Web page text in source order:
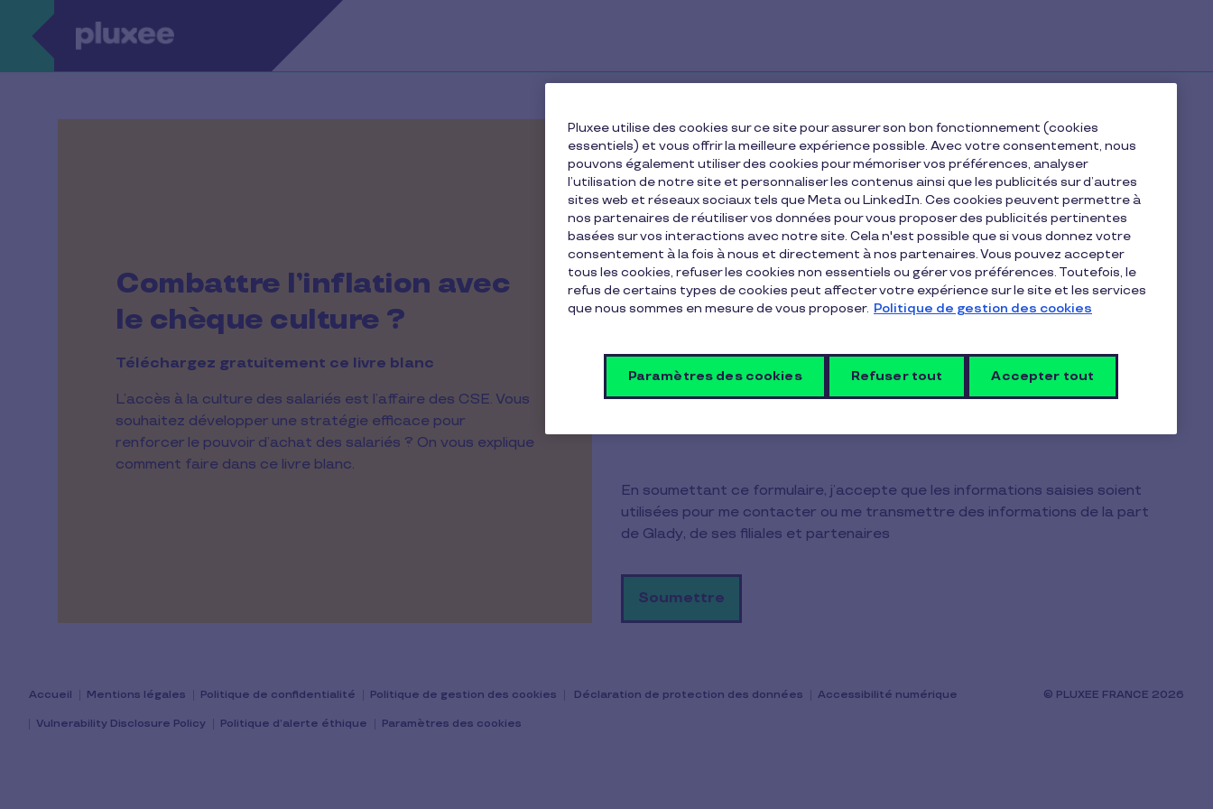
Aller au contenu principal
Combattre l’inflation avec
le chèque culture ?
Téléchargez gratuitement ce livre blanc
L’accès à la culture des salariés est l’affaire des CSE. Vous
souhaitez développer une stratégie efficace pour
renforcer le pouvoir d’achat des salariés ? On vous explique
comment faire dans ce livre blanc.
Prénom *
Nom de l'entreprise
E-mail *
Veuillez sélectionner
En soumettant ce formulaire, j’accepte que les informations saisies soient
utilisées pour me contacter ou me transmettre des informations de la part
de Glady, de ses filiales et partenaires
Accueil Mentions légales Politique de confidentialité Politique de gestion des cookies Déclaration de protection des données Accessibilité numérique
Vulnerability Disclosure Policy Politique d’alerte éthique Paramètres des cookies
© PLUXEE FRANCE 2026
Pluxee utilise des cookies sur ce site pour assurer son bon fonctionnement (cookies
essentiels) et vous offrir la meilleure expérience possible. Avec votre consentement, nous
pouvons également utiliser des cookies pour mémoriser vos préférences, analyser
l’utilisation de notre site et personnaliser les contenus ainsi que les publicités sur d’autres
sites web et réseaux sociaux tels que Meta ou LinkedIn. Ces cookies peuvent permettre à
nos partenaires de réutiliser vos données pour vous proposer des publicités pertinentes
basées sur vos interactions avec notre site. Cela n'est possible que si vous donnez votre
consentement à la fois à nous et directement à nos partenaires. Vous pouvez accepter
tous les cookies, refuser les cookies non essentiels ou gérer vos préférences. Toutefois, le
refus de certains types de cookies peut affecter votre expérience sur le site et les services
que nous sommes en mesure de vous proposer. Politique de gestion des cookies
Paramètres des cookies Refuser tout Accepter tout